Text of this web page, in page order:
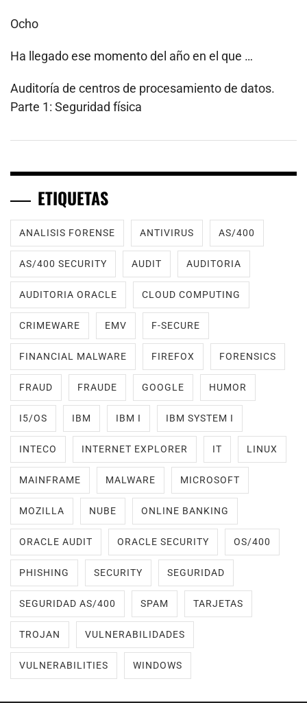
Ocho
Ha llegado ese momento del año en el que …
Auditoría de centros de procesamiento de datos.
Parte 1: Seguridad física
ETIQUETAS
ANALISIS FORENSE ANTIVIRUS AS/400
AS/400 SECURITY AUDIT AUDITORIA
AUDITORIA ORACLE CLOUD COMPUTING
CRIMEWARE EMV F-SECURE
FINANCIAL MALWARE FIREFOX FORENSICS
FRAUD FRAUDE GOOGLE HUMOR
I5/OS IBM IBM I IBM SYSTEM I
INTECO INTERNET EXPLORER IT LINUX
MAINFRAME MALWARE MICROSOFT
MOZILLA NUBE ONLINE BANKING
ORACLE AUDIT ORACLE SECURITY OS/400
PHISHING SECURITY SEGURIDAD
SEGURIDAD AS/400 SPAM TARJETAS
TROJAN VULNERABILIDADES
VULNERABILITIES WINDOWS